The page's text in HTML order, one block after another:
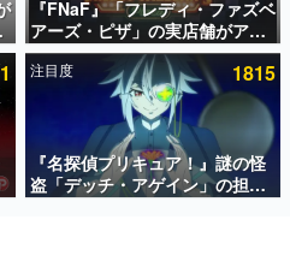
上！ ページビュー数万以上！ などな
まれた、電ファミ渾身の“殿堂入り”記
ターの方々に製作時のエピソードをお
『FNaF』「フレディ・ファズベ
アーズ・ピザ」の実店舗がアメ
リカの商業施設「American
Dream」に2027年オープン！
ScottGamesとの共同開発、食
事だけでなくステージショーや
没入型のホラー体験も楽しめる
注目度 1815
『名探偵プリキュア！』謎の怪
盗「デッチ・アゲイン」の担当
キャストは天﨑滉平さんと判